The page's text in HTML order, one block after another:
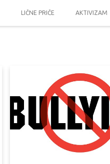
LIČNE PRIČE AKTIVIZAM